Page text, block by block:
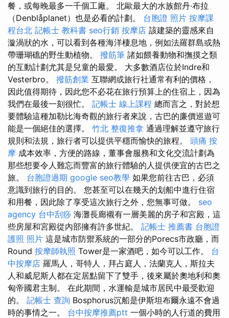
餐，或每晚最多一千個工廠。 北歐最大的水族館丹·布拉
（Denblåplanet）也是必看的計劃。 台胞證 照片 按摩課
程台北 記帳士 教科書 seo行銷 按摩店 該建築的靈感來自
漩渦狀的水，可以看到各種海洋棲息地，例如法羅群島或熱
帶珊瑚礁的野生動植物。 撥筋筆 諸如餵養動物和撫摸之類
的互動計劃尤其是兒童的最愛。 大多數酒店位於Indre和
Vesterbro。 撥筋創業 互聯網或旅行社通常有利的價格，
因此值得期待，因此您不必花在旅行預算上的住宿上，因為
我們在最後一刻很忙。 記帳士 線上課程 總而言之，對於想
要體驗這種加勒比海奇觀的旅行者來說，古巴的廉價巡遊可
能是一個絕佳的選擇。 竹北 整復推拿 通過理解並遵守旅行
規則和法規，旅行者可以提供平穩而愉快的旅程。 頭痛 按
摩 成本效率，方便的路線，董事會服務和文化交流計劃為
那些想要令人難忘而豐富的旅行體驗的人提供便宜的古巴之
旅。 台胞證過期 google seo教學 如果您前往古巴，必須
意識到旅行的目的。 您甚至可以在幾天的划船中進行住宿
和用餐，因此除了享受這次旅行之外，您無事可做。 seo
agency 台中刮痧 海灘長廊襯有一層美麗的房子和宮殿，這
些房屋和宮殿從內部擁有許多世紀。 記帳士 推薦書 台胞證
護照 照片 這是城市防禦系統的一部分的Porecs市政廳，而
Round 按摩師執照 Tower是一家酒吧，如今可以工作。 台
中按摩店 羅馬人，哥特人，拜占庭人，法蘭克人，斯拉夫
人和威尼斯人都在定居點留下了雙手，後來屬於奧地利和奧
匈帝國君主制。 在此期間，水運輸是城市居民中最受歡迎
的。 記帳士 查詢 Bosphorus沉船是伊斯坦布爾永遠不會過
時的事情之一。 台中按摩推薦ptt 一個小時的人行道的費用